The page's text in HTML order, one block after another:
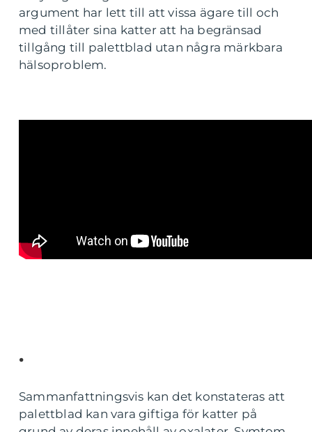
argument har lett till att vissa ägare till och
med tillåter sina katter att ha begränsad
tillgång till palettblad utan några märkbara
hälsoproblem.
.
Sammanfattningsvis kan det konstateras att
palettblad kan vara giftiga för katter på